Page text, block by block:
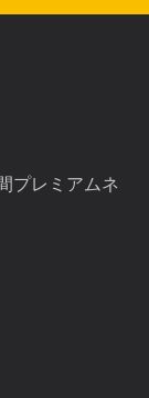
プレミアムネ